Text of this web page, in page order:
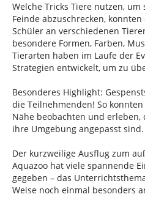
Welche Tricks Tiere nutzen,
Feinde abzuschrecken,
Schüler an verschiedenen
besondere Formen, Farben,
Tierarten haben im Laufe der
Strategien entwickelt, um zu
Besonderes Highlight:
die Teilnehmenden! So
Nähe beobachten und
ihre Umgebung angepasst sind.
Der kurzweilige Ausflug zum
Aquazoo hat viele spannende
gegeben – das
Weise noch einmal besonders